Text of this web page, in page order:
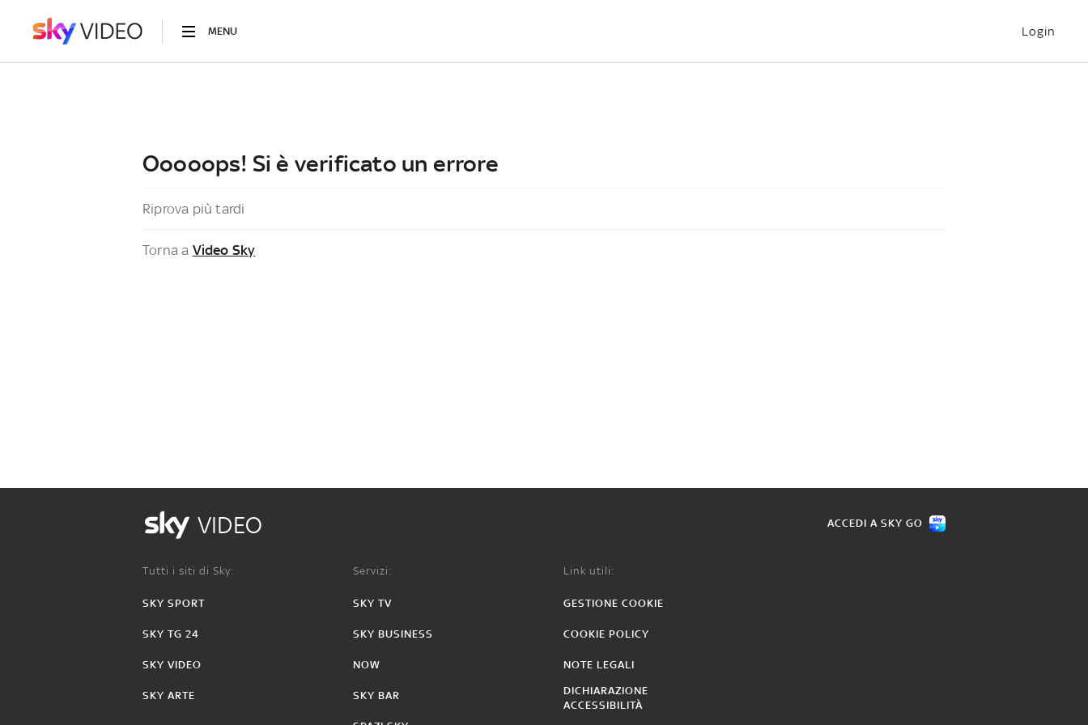
MENU Login
Ooooops! Si è verificato un errore
Riprova più tardi
Torna a Video Sky
VIDEO ACCEDI A SKY GO
Tutti i siti di Sky:
SKY SPORT
SKY TG 24
SKY VIDEO
SKY ARTE
Servizi:
SKY TV
SKY BUSINESS
NOW
SKY BAR
Link utili:
GESTIONE COOKIE
COOKIE POLICY
NOTE LEGALI
DICHIARAZIONE
ACCESSIBILITÀ